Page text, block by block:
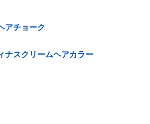
アチョーク
ナスクリームヘアカラー